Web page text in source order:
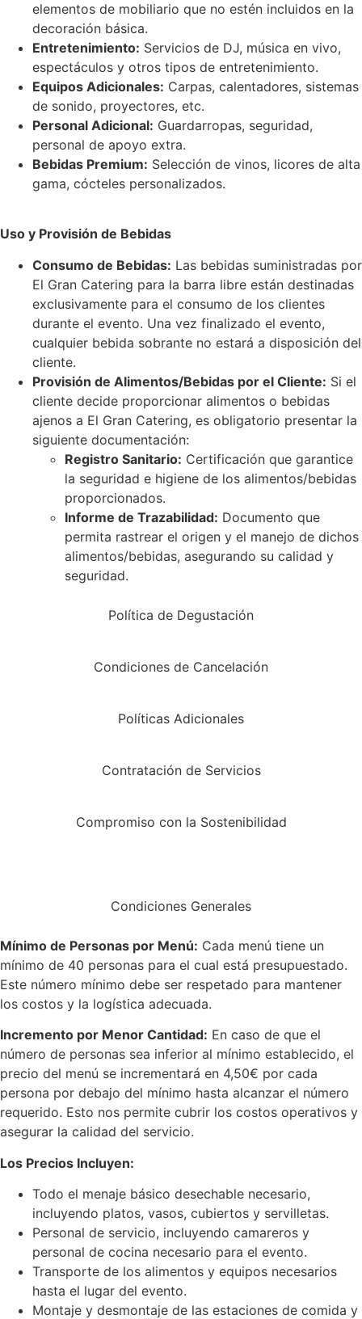
Política de Degustación
Condiciones de Cancelación
Políticas Adicionales
Contratación de Servicios
Compromiso con la Sostenibilidad
elementos de mobiliario que no estén incluidos en la
decoración básica.
Entretenimiento: Servicios de DJ, música en vivo,
espectáculos y otros tipos de entretenimiento.
Equipos Adicionales: Carpas, calentadores, sistemas
de sonido, proyectores, etc.
Personal Adicional: Guardarropas, seguridad,
personal de apoyo extra.
Bebidas Premium: Selección de vinos, licores de alta
gama, cócteles personalizados.
Uso y Provisión de Bebidas
Consumo de Bebidas: Las bebidas suministradas por
El Gran Catering para la barra libre están destinadas
exclusivamente para el consumo de los clientes
durante el evento. Una vez finalizado el evento,
cualquier bebida sobrante no estará a disposición del
cliente.
Provisión de Alimentos/Bebidas por el Cliente: Si el
cliente decide proporcionar alimentos o bebidas
ajenos a El Gran Catering, es obligatorio presentar la
siguiente documentación:
Registro Sanitario: Certificación que garantice
la seguridad e higiene de los alimentos/bebidas
proporcionados.
Informe de Trazabilidad: Documento que
permita rastrear el origen y el manejo de dichos
alimentos/bebidas, asegurando su calidad y
seguridad.
Condiciones Generales
Mínimo de Personas por Menú: Cada menú tiene un
mínimo de 40 personas para el cual está presupuestado.
Este número mínimo debe ser respetado para mantener
los costos y la logística adecuada.
Incremento por Menor Cantidad: En caso de que el
número de personas sea inferior al mínimo establecido, el
precio del menú se incrementará en 4,50€ por cada
persona por debajo del mínimo hasta alcanzar el número
requerido. Esto nos permite cubrir los costos operativos y
asegurar la calidad del servicio.
Los Precios Incluyen:
Todo el menaje básico desechable necesario,
incluyendo platos, vasos, cubiertos y servilletas.
Personal de servicio, incluyendo camareros y
personal de cocina necesario para el evento.
Transporte de los alimentos y equipos necesarios
hasta el lugar del evento.
Montaje y desmontaje de las estaciones de comida y